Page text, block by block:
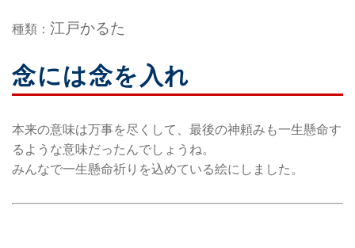
種類： 江戸かるた
念には念を入れ
本来の意味は万事を尽くして、最後の神頼みも一生懸命す
るような意味だったんでしょうね。
みんなで一生懸命祈りを込めている絵にしました。